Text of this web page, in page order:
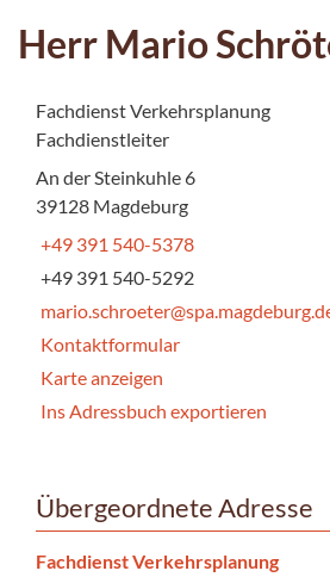
Herr Mario
Fachdienst Verkehrsplanung
Fachdienstleiter
An der Steinkuhle 6
39128 Magdeburg
+49 391 540-5378
+49 391 540-5292
Kontaktformular
Karte anzeigen
Ins Adressbuch exportieren
Übergeordnete Adresse
Fachdienst Verkehrsplanung